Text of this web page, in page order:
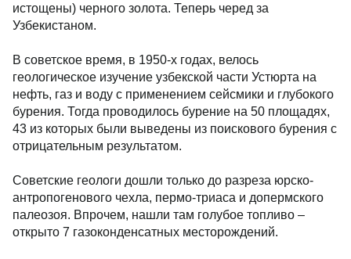
истощены) черного золота. Теперь черед за
Узбекистаном.
В советское время, в 1950-х годах, велось
геологическое изучение узбекской части Устюрта на
нефть, газ и воду с применением сейсмики и глубокого
бурения. Тогда проводилось бурение на 50 площадях,
43 из которых были выведены из поискового бурения с
отрицательным результатом.
Советские геологи дошли только до разреза юрско-
антропогенового чехла, пермо-триаса и допермского
палеозоя. Впрочем, нашли там голубое топливо –
открыто 7 газоконденсатных месторождений.